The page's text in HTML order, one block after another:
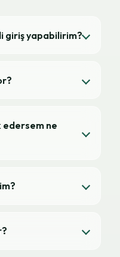
giriş yapabilirim?
edersem ne